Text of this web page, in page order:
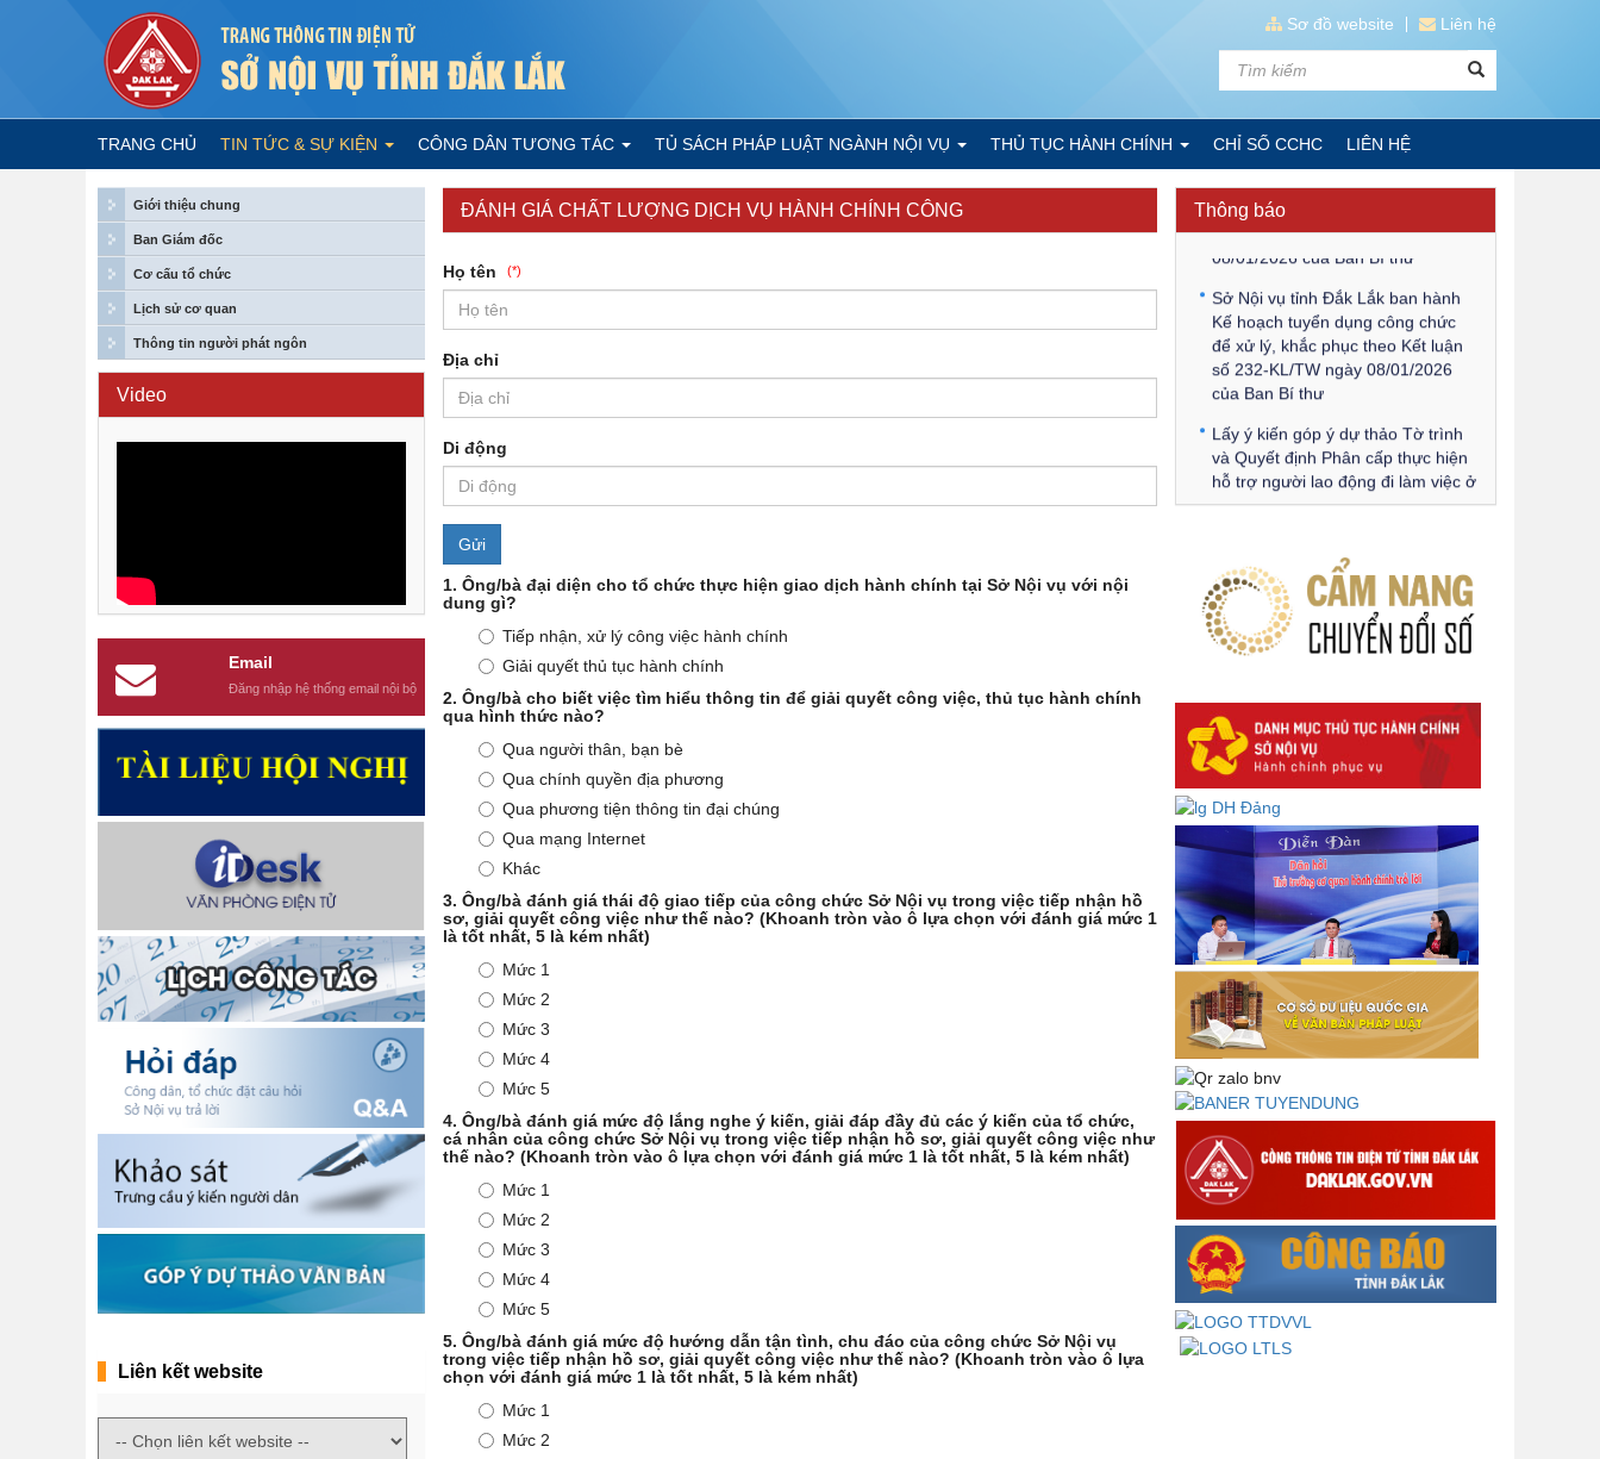
Liên hệ
Sơ đồ website
TRANG CHỦ TIN TỨC & SỰ KIỆN CÔNG DÂN TƯƠNG TÁC TỦ SÁCH PHÁP LUẬT NGÀNH NỘI VỤ THỦ TỤC HÀNH CHÍNH CHỈ SỐ CCHC LIÊN HỆ
Giới thiệu chung
Ban Giám đốc
Cơ cấu tổ chức
Lịch sử cơ quan
Thông tin người phát ngôn
Video
Email
Đăng nhập hệ thống email nội bộ
Liên kết website
ĐÁNH GIÁ CHẤT LƯỢNG DỊCH VỤ HÀNH CHÍNH CÔNG
Họ tên (*)
Địa chỉ
Di động
Gửi
1. Ông/bà đại diện cho tổ chức thực hiện giao dịch hành chính tại Sở Nội vụ với nội
dung gì?
Tiếp nhận, xử lý công việc hành chính
Giải quyết thủ tục hành chính
2. Ông/bà cho biết việc tìm hiểu thông tin để giải quyết công việc, thủ tục hành chính
qua hình thức nào?
Qua người thân, bạn bè
Qua chính quyền địa phương
Qua phương tiện thông tin đại chúng
Qua mạng Internet
Khác
3. Ông/bà đánh giá thái độ giao tiếp của công chức Sở Nội vụ trong việc tiếp nhận hồ
sơ, giải quyết công việc như thế nào? (Khoanh tròn vào ô lựa chọn với đánh giá mức 1
là tốt nhất, 5 là kém nhất)
Mức 1
Mức 2
Mức 3
Mức 4
Mức 5
4. Ông/bà đánh giá mức độ lắng nghe ý kiến, giải đáp đầy đủ các ý kiến của tổ chức,
cá nhân của công chức Sở Nội vụ trong việc tiếp nhận hồ sơ, giải quyết công việc như
thế nào? (Khoanh tròn vào ô lựa chọn với đánh giá mức 1 là tốt nhất, 5 là kém nhất)
Mức 1
Mức 2
Mức 3
Mức 4
Mức 5
5. Ông/bà đánh giá mức độ hướng dẫn tận tình, chu đáo của công chức Sở Nội vụ
trong việc tiếp nhận hồ sơ, giải quyết công việc như thế nào? (Khoanh tròn vào ô lựa
chọn với đánh giá mức 1 là tốt nhất, 5 là kém nhất)
Mức 1
Mức 2
Thông báo
Thông báo Về việc triệu tập thí
để xử lý, khắc phục theo Kết luận
số 232-KL/TW ngày 08/01/2026
của Ban Bí thư
Thông báo Về việc đăng tải các
chức để xử lý, khắc phục theo Kết
Sở Nội vụ tỉnh Đắk Lắk ban hành
Kế hoạch tuyển dụng công chức
để xử lý, khắc phục theo Kết luận
số 232-KL/TW ngày 08/01/2026
của Ban Bí thư
Lấy ý kiến góp ý dự thảo Tờ trình
và Quyết định Phân cấp thực hiện
hỗ trợ người lao động đi làm việc ở
Về việc lấy ý kiến góp ý Dự thảo
Quyết định phân cấp thực hiện quy
định về người lao động nước ngoài
làm việc trên địa bàn tỉnh Đắk Lắk
xây dựng, ban hành văn bản quy
phạm pháp luật
Góp ý dự thảo Thông tư quy định
nghiệp vụ lưu trữ tài liệu lưu trữ số:
DANH SÁCH HỒ SƠ CÁN BỘ ĐI B
TỈNH ĐĂK LẮK -
Lấy ý kiến dự thảo Quyết định quy
phạm pháp luật quy định về thành
lập, tổ chức và hoạt động của tổ
chức phối hợp liên ngành
Thông báo về việc tải biểu mẫu
báo cáo kết quả 06 năm thực hiện
Nghị quyết số 18-NQ/TW và Nghị
quyết số 19-NQ/TW
Thư chúc mừng của Bộ trưởng Bộ
Nội vụ nhân dịp kỷ niệm 78 năm
Ngày thành lập Bộ Nội vụ, Ngày
truyền thống ngành Tổ chức nhà
nước (28/8/1945-28/8/2023)
Thông báo về việc đăng tải Bộ câu
hỏi và gợi ý trả lời Hội thi dân vận
khéo năm 2023